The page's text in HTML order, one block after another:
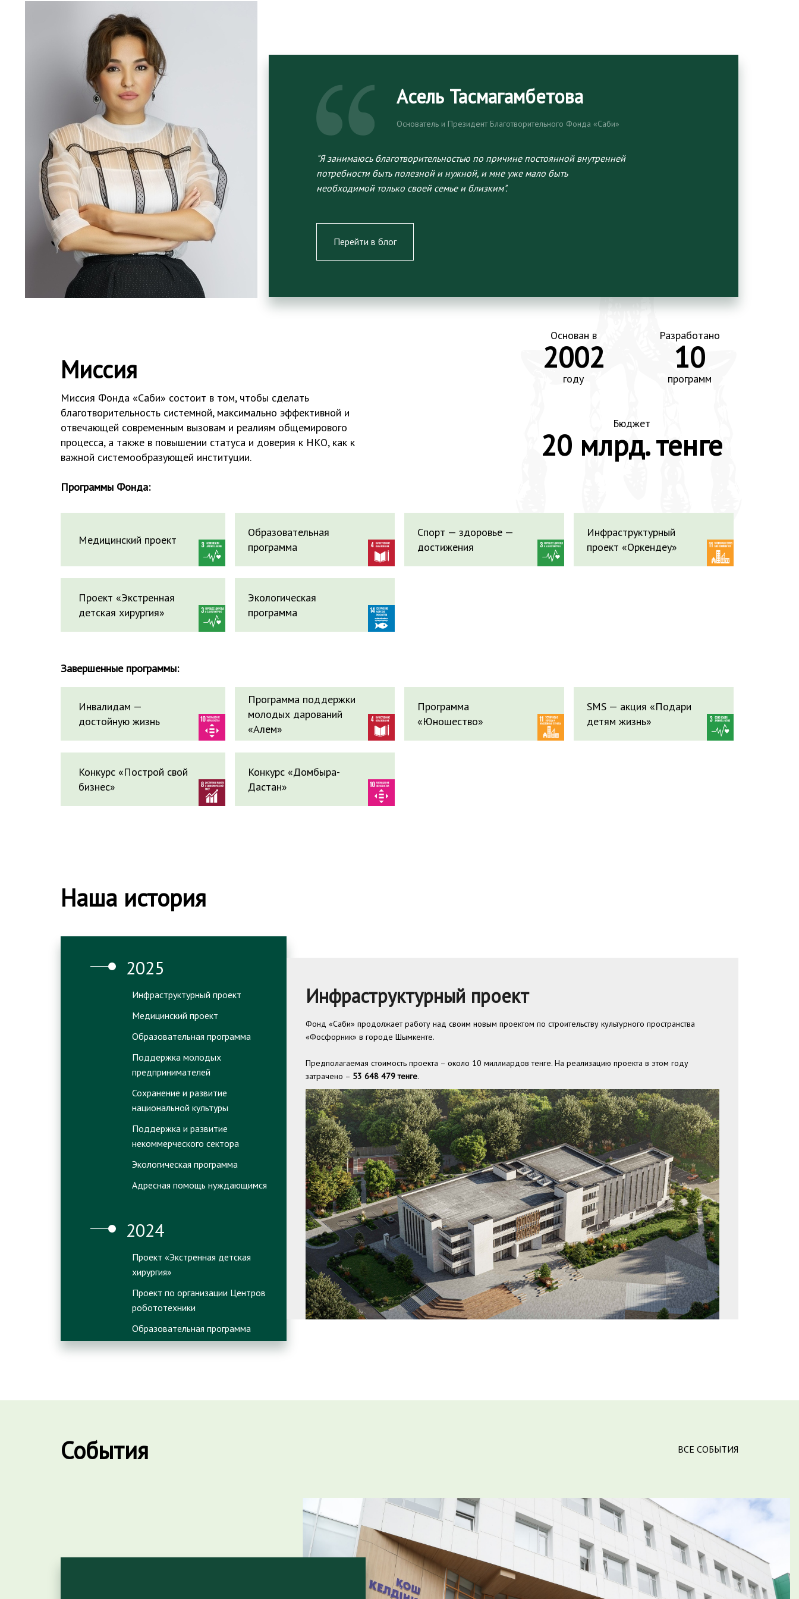
Асель Тасмагамбетова
Основатель и Президент Благотворительного Фонда «Саби»
"Я занимаюсь благотворительностью по причине постоянной внутренней
потребности быть полезной и нужной, и мне уже мало быть
необходимой только своей семье и близким".
Перейти в блог
Миссия
Миссия Фонда «Саби» состоит в том, чтобы сделать
благотворительность системной, максимально эффективной и
отвечающей современным вызовам и реалиям общемирового
процесса, а также в повышении статуса и доверия к НКО, как к
важной системообразующей институции.
Программы Фонда:
Основан в
2002
году
Разработано
10
программ
Бюджет
20 млрд. тенге
Медицинский проект
Образовательная
программа
Спорт — здоровье —
достижения
Инфраструктурный
проект «Оркендеу»
Проект «Экстренная
детская хирургия»
Экологическая
программа
Завершенные программы:
Инвалидам —
достойную жизнь
Программа поддержки
молодых дарований
«Алем»
Программа
«Юношество»
SMS — акция «Подари
детям жизнь»
Конкурс «Построй свой
бизнес»
Конкурс «Домбыра-
Дастан»
Наша история
2025
Инфраструктурный проект
Медицинский проект
Образовательная программа
Поддержка молодых
предпринимателей
Сохранение и развитие
национальной культуры
Поддержка и развитие
некоммерческого сектора
Экологическая программа
Адресная помощь нуждающимся
2024
Проект «Экстренная детская
хирургия»
Проект по организации Центров
робототехники
Образовательная программа
Помощь казахстанцам,
предпринимателей
2023
Инфраструктурный проект
Фонд «Саби» продолжает работу над своим новым проектом по строительству культурного пространства
«Фосфорник» в городе Шымкенте.
Предполагаемая стоимость проекта – около 10 миллиардов тенге. На реализацию проекта в этом году
затрачено – 53 648 479 тенге.
События ВСЕ СОБЫТИЯ